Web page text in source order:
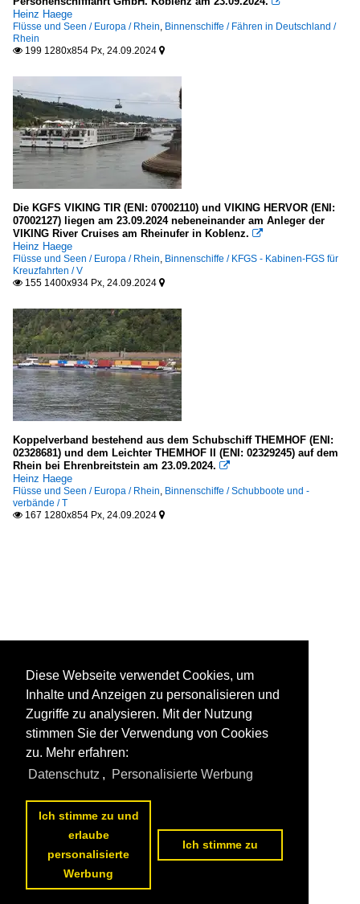
Heinz Haege
Flüsse und Seen / Europa / Rhein, Binnenschiffe / Fähren in Deutschland /
Rhein
 199 1280x854 Px, 24.09.2024 
Die KGFS VIKING TIR (ENI: 07002110) und VIKING HERVOR (ENI:
07002127) liegen am 23.09.2024 nebeneinander am Anleger der
VIKING River Cruises am Rheinufer in Koblenz. 
Heinz Haege
Flüsse und Seen / Europa / Rhein, Binnenschiffe / KFGS - Kabinen-FGS für
Kreuzfahrten / V
 155 1400x934 Px, 24.09.2024 
Koppelverband bestehend aus dem Schubschiff THEMHOF (ENI:
02328681) und dem Leichter THEMHOF II (ENI: 02329245) auf dem
Rhein bei Ehrenbreitstein am 23.09.2024. 
Heinz Haege
Flüsse und Seen / Europa / Rhein, Binnenschiffe / Schubboote und -
verbände / T
 167 1280x854 Px, 24.09.2024 
Diese Webseite verwendet Cookies, um
Inhalte und Anzeigen zu personalisieren und
Zugriffe zu analysieren. Mit der Nutzung
stimmen Sie der Verwendung von Cookies
zu. Mehr erfahren:
Datenschutz , Personalisierte Werbung
Ich stimme zu und
erlaube
personalisierte
Werbung
Ich stimme zu